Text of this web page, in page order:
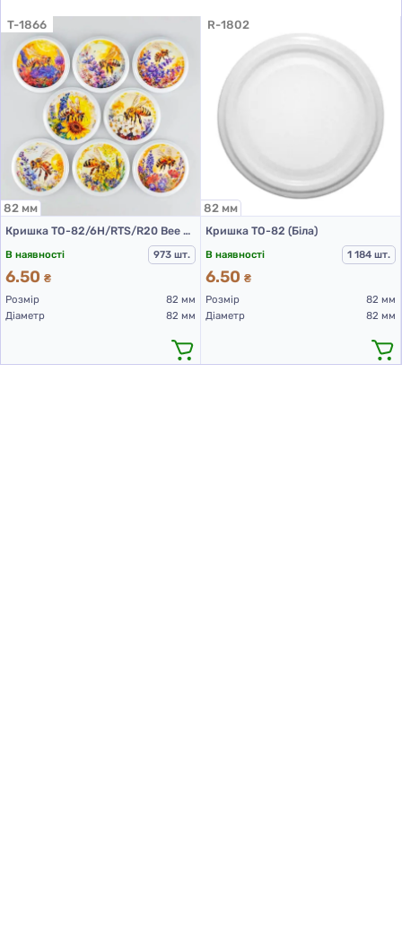
T-1866
82 мм
Кришка ТО-82/6H/RTS/R20 Bee of the field
В наявності
973 шт.
6.50 ₴
Розмір
82 мм
Діаметр
82 мм
R-1802
82 мм
Кришка ТО-82 (Біла)
В наявності
1 184 шт.
6.50 ₴
Розмір
82 мм
Діаметр
82 мм